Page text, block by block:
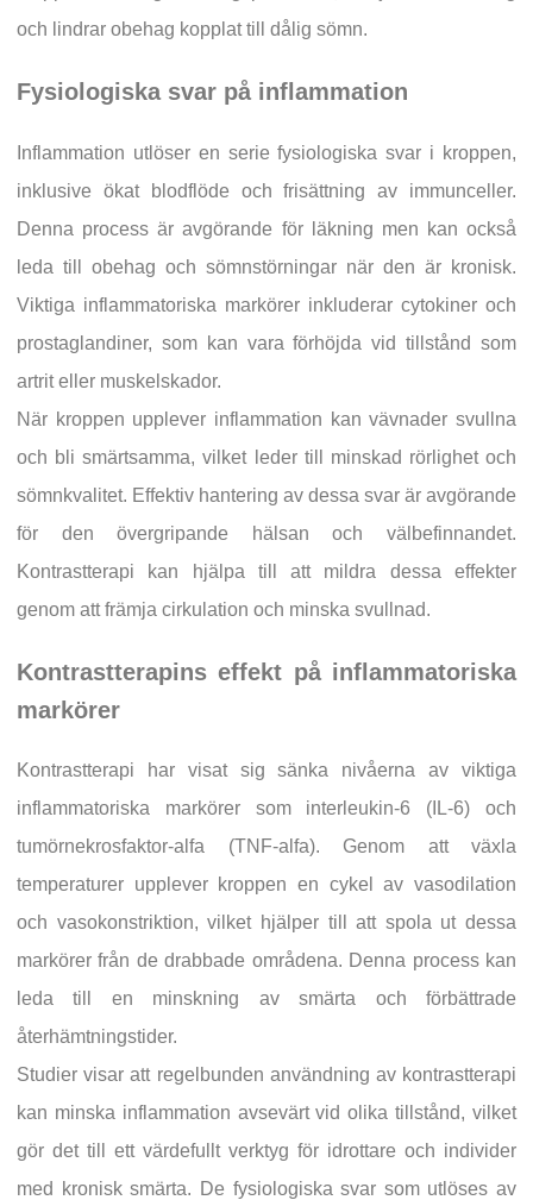
och lindrar obehag kopplat till dålig sömn.
Fysiologiska svar på inflammation
Inflammation utlöser en serie fysiologiska svar i kroppen,
inklusive ökat blodflöde och frisättning av immunceller.
Denna process är avgörande för läkning men kan också
leda till obehag och sömnstörningar när den är kronisk.
Viktiga inflammatoriska markörer inkluderar cytokiner och
prostaglandiner, som kan vara förhöjda vid tillstånd som
artrit eller muskelskador.
När kroppen upplever inflammation kan vävnader svullna
och bli smärtsamma, vilket leder till minskad rörlighet och
sömnkvalitet. Effektiv hantering av dessa svar är avgörande
för den övergripande hälsan och välbefinnandet.
Kontrastterapi kan hjälpa till att mildra dessa effekter
genom att främja cirkulation och minska svullnad.
Kontrastterapins effekt på inflammatoriska
markörer
Kontrastterapi har visat sig sänka nivåerna av viktiga
inflammatoriska markörer som interleukin-6 (IL-6) och
tumörnekrosfaktor-alfa (TNF-alfa). Genom att växla
temperaturer upplever kroppen en cykel av vasodilation
och vasokonstriktion, vilket hjälper till att spola ut dessa
markörer från de drabbade områdena. Denna process kan
leda till en minskning av smärta och förbättrade
återhämtningstider.
Studier visar att regelbunden användning av kontrastterapi
kan minska inflammation avsevärt vid olika tillstånd, vilket
gör det till ett värdefullt verktyg för idrottare och individer
med kronisk smärta. De fysiologiska svar som utlöses av